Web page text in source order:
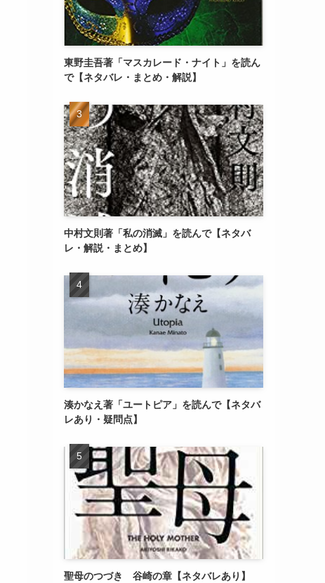
東野圭吾著「マスカレード・ナイト」を読ん
で【ネタバレ・まとめ・解説】
中村文則著「私の消滅」を読んで【ネタバ
レ・解説・まとめ】
湊かなえ著「ユートピア」を読んで【ネタバ
レあり・疑問点】
聖母のつづき 谷崎の章【ネタバレあり】